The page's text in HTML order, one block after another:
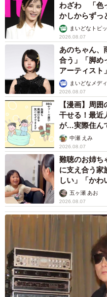
わざわ 「色
かしからずっ
まいどなトピ
2026.08.07
あのちゃん、
合う」「脚め
アーティス
まいどなメデ
2026.08.07
【漫画】周
干せる！最
が…実際住ん
中瀬 えみ
2026.08.07
難聴のお姉
に支え合う家
しい」「かわ
五ヶ瀬 あお
2026.08.07